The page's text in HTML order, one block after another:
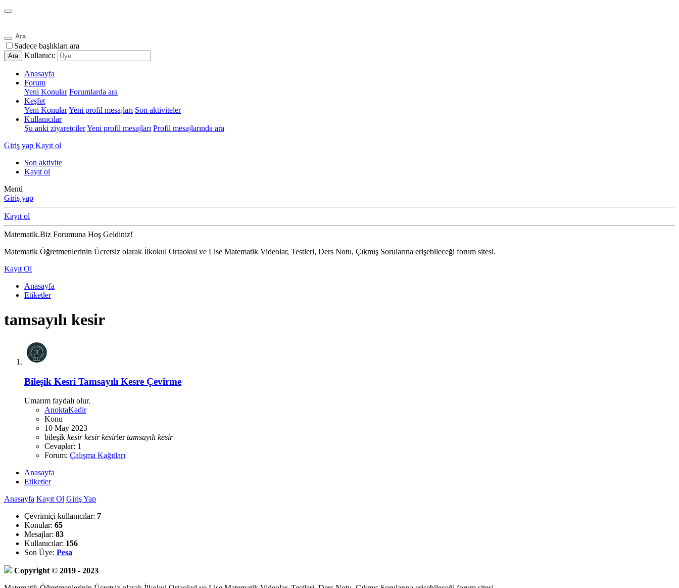
Sadece başlıkları ara
Ara Kullanıcı:
Anasayfa
Forum
Yeni Konular Forumlarda ara
Keşfet
Yeni KonularYeni profil mesajları Son aktiviteler
Kullanıcılar
Şu anki ziyaretçilerYeni profil mesajları Profil mesajlarında ara
Giriş yap Kayıt ol
Son aktivite
Kayıt ol
Menü
Giriş yap
Kayıt ol
Matematik.Biz Forumuna Hoş Geldiniz!
Matematik Öğretmenlerinin Ücretsiz olarak İlkokul Ortaokul ve Lise Matematik Videolar, Testleri, Ders Notu, Çıkmış Sorularına erişebileceği forum sitesi.
Kayıt Ol
Anasayfa
Etiketler
tamsayılı kesir
Bileşik Kesri Tamsayılı Kesre Çevirme
Umarım faydalı olur.
AnoktaKadir
Konu
10 May 2023
bileşik kesir kesir kesirlertamsayılı kesir
Cevaplar: 1
Forum: Çalışma Kağıtları
Anasayfa
Etiketler
Anasayfa Kayıt Ol Giriş Yap
Çevrimiçi kullanıcılar: 7
Konular: 65
Mesajlar: 83
Kullanıcılar: 156
Son Üye: Pesa
Copyright © 2019 - 2023